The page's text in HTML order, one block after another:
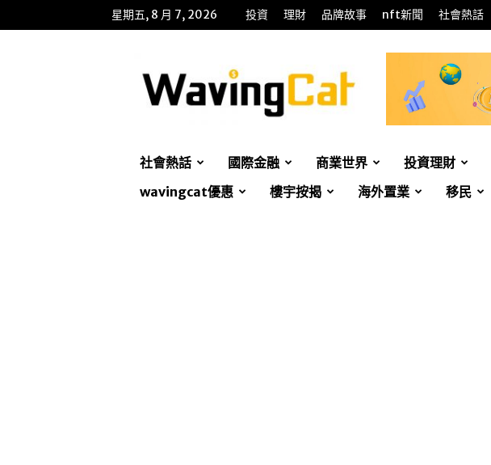
星期五, 8 月 7, 2026 投資 理財 品牌故事 nft新聞 社會熱話
招
財
貓
社會熱話 國際金融 商業世界 投資理財
wavingcat優惠
樓宇按揭 海外置業 移民